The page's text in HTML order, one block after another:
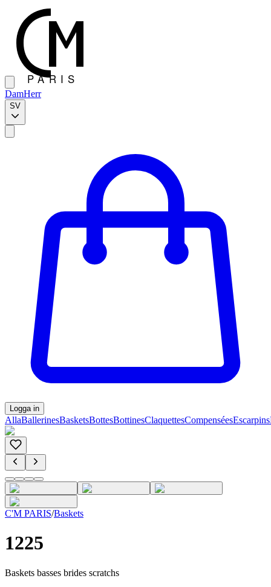
DamHerr
SV
Logga in
AllaBallerinesBasketsBottesBottinesClaquettesCompenséesEscarpins
C'M PARIS/Baskets
1225
Baskets basses brides scratchs